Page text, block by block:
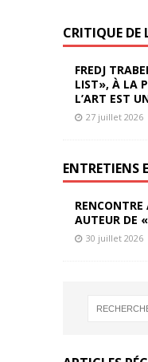
CRITIQUE DE
FREDJ
LIST», À LA
L’ART EST
27 juillet 2026
ENTRETIENS
RENCONTRE
AUTEUR DE
30 juillet 2026